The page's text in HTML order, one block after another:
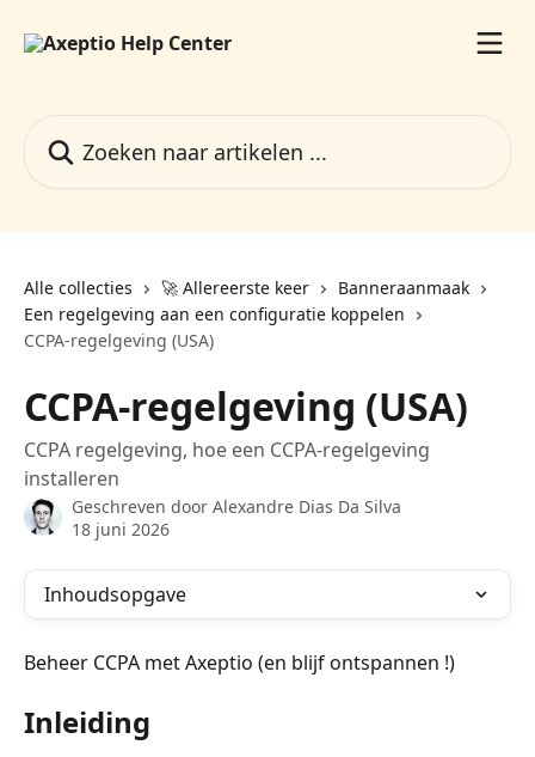
Alle collecties 🚀 Allereerste keer
Banneraanmaak
Een regelgeving aan een configuratie koppelen
CCPA-regelgeving (USA)
CCPA-regelgeving (USA)
CCPA regelgeving, hoe een CCPA-regelgeving
installeren
Geschreven door Alexandre Dias Da Silva
18 juni 2026
Inhoudsopgave
Beheer CCPA met Axeptio (en blijf ontspannen !)
Inleiding